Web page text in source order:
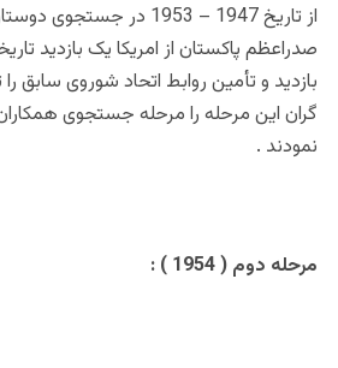
از تاریخ 1947 – 1953 در
صدراعظم پاکستان از امریکا یک بازدید
بازدید و تأمین روابط اتحاد شوروی سابق
گران این مرحله را مرحله جستجوی
نمودند .
مرحله دوم ( 1954 ) :